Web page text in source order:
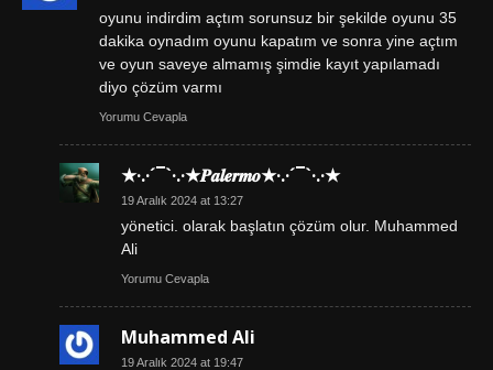
oyunu indirdim açtım sorunsuz bir şekilde oyunu 35
dakika oynadım oyunu kapatım ve sonra yine açtım
ve oyun saveye almamış şimdie kayıt yapılamadı
diyo çözüm varmı
Yorumu Cevapla
★·.·´¯`·.·★𝑷𝒂𝒍𝒆𝒓𝒎𝒐★·.·´¯`·.·★
19 Aralık 2024 at 13:27
yönetici. olarak başlatın çözüm olur. Muhammed
Ali
Yorumu Cevapla
Muhammed Ali
19 Aralık 2024 at 19:47